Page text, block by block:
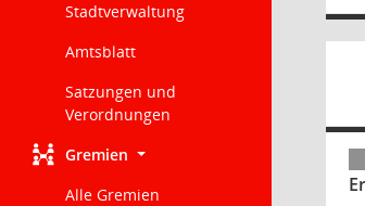
Stadtverwaltung
Amtsblatt
Satzungen und
Verordnungen
Gremien
Alle Gremien